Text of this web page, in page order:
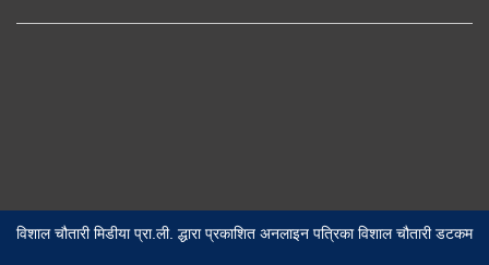
विशाल चौतारी मिडीया प्रा.ली. द्धारा प्रकाशित अनलाइन पत्रिका विशाल चौतारी डटकम